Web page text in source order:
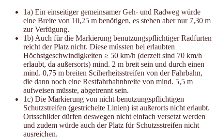
1a) Ein einseitiger gemeinsamer Geh- und Radweg würde
eine Breite von 10,25 m benötigen, es stehen aber nur 7,30 m
zur Verfügung.
1b) Auch für die Markierung benutzungspflichtiger Radfurten
reicht der Platz nicht. Diese müssten bei erlaubten
Höchstgeschwindigkeiten ≥ 50 km/h (derzeit sind 70 km/h
erlaubt, da außersorts) mind. 2 m breit sein und durch einen
mind. 0,75 m breiten Sciherheitsstreifen von der Fahrbahn,
die dann noch eine Restfahrbahnbreite von mind. 5,5 m
aufweisen müsste, abgetrennt sein.
1c) Die Markierung von nicht-benutzungspflichtigen
Schutzstreifen (gestrichelte Linien) ist außerorts nicht erlaubt.
Ortsschilder dürfen deswegen nicht einfach versetzt werden
und zudem würde auch der Platz für Schutzsstreifen nicht
ausreichen.